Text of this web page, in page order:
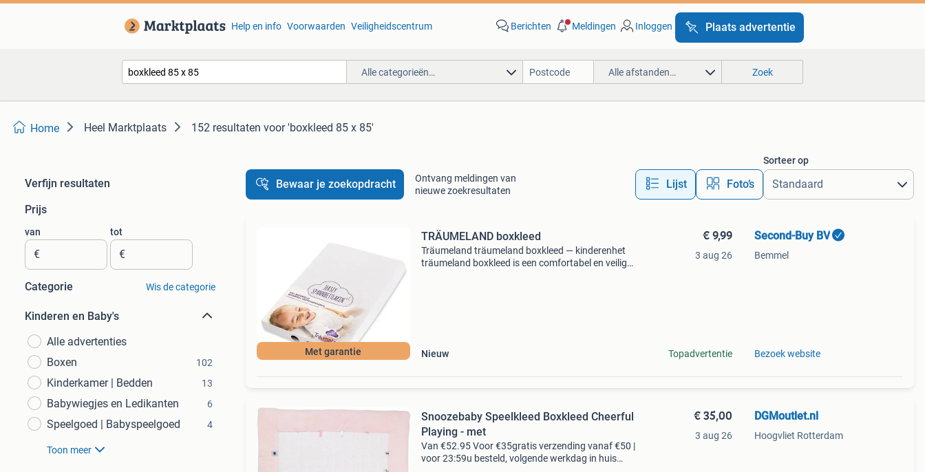
Help en info Voorwaarden Veiligheidscentrum Berichten Meldingen Inloggen Plaats advertentie
Alle categorieën… Alle afstanden… Zoek
Home Heel Marktplaats 152 resultaten voor 'boxkleed 85 x 85'
Verfijn resultaten
Prijs
van
€
tot
€
Categorie Wis de categorie
Kinderen en Baby's
Alle advertenties
Boxen
102
Kinderkamer | Bedden 13
Babywiegjes en Ledikanten 6
Speelgoed | Babyspeelgoed 4
Toon meer
Bewaar je zoekopdracht
Ontvang meldingen van
nieuwe zoekresultaten
Lijst Foto’s
Sorteer op
Met garantie
TRÄUMELAND boxkleed
Träumeland träumeland boxkleed — kinderenhet
träumeland boxkleed is een comfortabel en veilig
Nieuw
€ 9,99
3 aug 26
Topadvertentie
Second-Buy BV
Bemmel
Bezoek website
Snoozebaby Speelkleed Boxkleed Cheerful
Playing - met
Van €52.95 Voor €35gratis verzending vanaf €50 |
voor 23:59u besteld, volgende werkdag in huis
€ 35,00
3 aug 26
DGMoutlet.nl
Hoogvliet Rotterdam